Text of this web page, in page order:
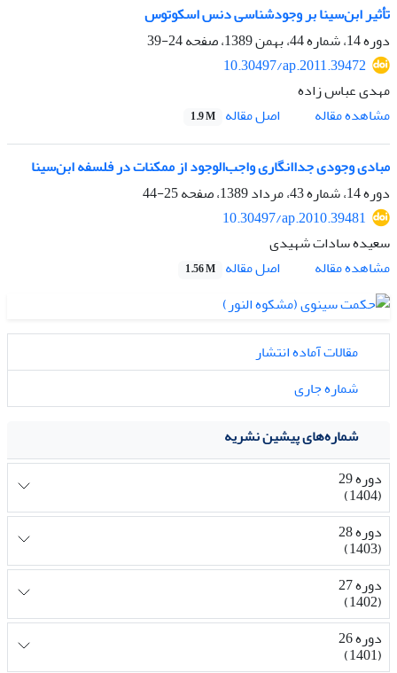
تأثیر ابن‌سینا بر وجودشناسی دنس اسکوتوس
دوره 14، شماره 44، بهمن 1389، صفحه
24-39
10.30497/ap.2011.39472
مهدی عباس زاده
مشاهده مقاله
اصل مقاله 1.9 M
مبادی وجودی جداانگاری واجب‌الوجود از ممکنات در فلسفه ابن‌سینا
دوره 14، شماره 43، مرداد 1389، صفحه
25-44
10.30497/ap.2010.39481
سعیده سادات شهیدی
مشاهده مقاله
اصل مقاله 1.56 M
مقالات آماده انتشار
شماره جاری
شماره‌های پیشین نشریه
دوره 29
(1404)
دوره 28
(1403)
دوره 27
(1402)
دوره 26
(1401)